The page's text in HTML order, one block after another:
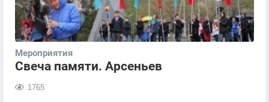
Мероприятия
Свеча памяти. Арсеньев
1765